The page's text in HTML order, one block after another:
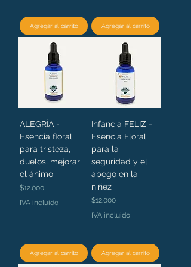
Agregar al carrito Agregar al carrito
ALEGRÍA -
Esencia floral
para tristeza,
duelos, mejorar
el ánimo
Precio
$12.000
IVA incluido
Agregar al carrito
Infancia FELIZ -
Esencia Floral
para la
seguridad y el
apego en la
niñez
Precio
$12.000
IVA incluido
Agregar al carrito